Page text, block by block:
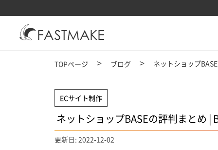
TOPページ ブログ ネットショップ
ECサイト制作
ネットショップBASEの評判まとめ |
更新日: 2022-12-02